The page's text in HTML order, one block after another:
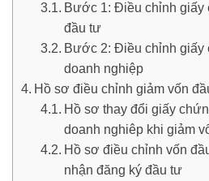
Bước 1: Điều chỉnh giấy
đầu tư
Bước 2: Điều chỉnh giấy
doanh nghiệp
Hồ sơ điều chỉnh giảm vốn
Hồ sơ thay đổi giấy
doanh nghiêp khi giảm
Hồ sơ điều chỉnh vốn
nhận đăng ký đầu tư